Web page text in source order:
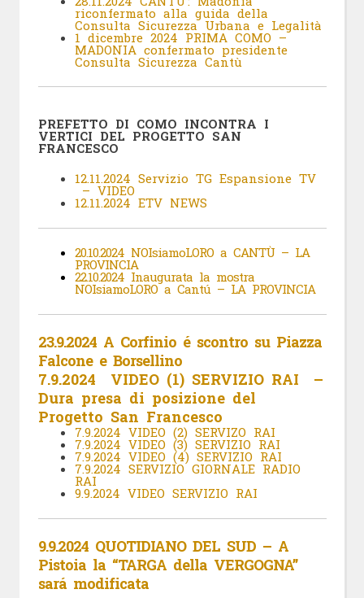
riconfermato alla guida della
Consulta Sicurezza Urbana e Legalità
1 dicembre 2024 PRIMA COMO –
MADONIA confermato presidente
Consulta Sicurezza Cantù
PREFETTO DI COMO INCONTRA I
VERTICI DEL PROGETTO SAN
FRANCESCO
12.11.2024 Servizio TG Espansione TV
– VIDEO
12.11.2024 ETV NEWS
20.10.2024 NOIsiamoLORO a CANTÙ – LA
PROVINCIA
22.10.2024 Inaugurata la mostra
NOIsiamoLORO a Cantú – LA PROVINCIA
23.9.2024 A Corfinio é scontro su Piazza
Falcone e Borsellino
7.9.2024 VIDEO (1) SERVIZIO RAI –
Dura presa di posizione del
Progetto San Francesco
7.9.2024 VIDEO (2) SERVIZO RAI
7.9.2024 VIDEO (3) SERVIZIO RAI
7.9.2024 VIDEO (4) SERVIZIO RAI
7.9.2024 SERVIZIO GIORNALE RADIO
RAI
9.9.2024 VIDEO SERVIZIO RAI
9.9.2024 QUOTIDIANO DEL SUD – A
Pistoia la “TARGA della VERGOGNA”
sará modificata